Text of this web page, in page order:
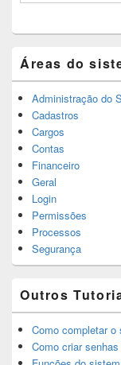
Áreas do
Administração do
Cadastros
Cargos
Contas
Financeiro
Geral
Login
Permissões
Processos
Segurança
Outros
Como completar
Como criar